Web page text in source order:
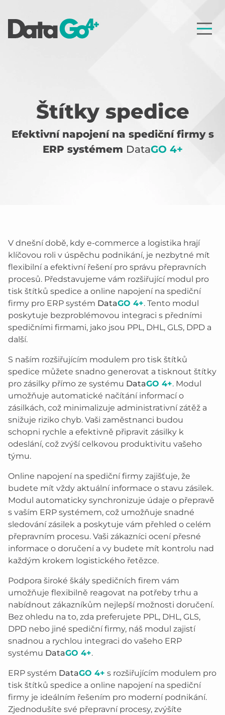
Štítky spedice
Efektivní napojení na spediční firmy s
ERP systémem DataGO 4+
V dnešní době, kdy e-commerce a logistika hrají
klíčovou roli v úspěchu podnikání, je nezbytné mít
flexibilní a efektivní řešení pro správu přepravních
procesů. Představujeme vám rozšiřující modul pro
tisk štítků spedice a online napojení na spediční
firmy pro ERP systém DataGO 4+. Tento modul
poskytuje bezproblémovou integraci s předními
spedičními firmami, jako jsou PPL, DHL, GLS, DPD a
další.
S naším rozšiřujícím modulem pro tisk štítků
spedice můžete snadno generovat a tisknout štítky
pro zásilky přímo ze systému DataGO 4+. Modul
umožňuje automatické načítání informací o
zásilkách, což minimalizuje administrativní zátěž a
snižuje riziko chyb. Vaši zaměstnanci budou
schopni rychle a efektivně připravit zásilky k
odeslání, což zvýší celkovou produktivitu vašeho
týmu.
Online napojení na spediční firmy zajišťuje, že
budete mít vždy aktuální informace o stavu zásilek.
Modul automaticky synchronizuje údaje o přepravě
s vaším ERP systémem, což umožňuje snadné
sledování zásilek a poskytuje vám přehled o celém
přepravním procesu. Vaši zákazníci ocení přesné
informace o doručení a vy budete mít kontrolu nad
každým krokem logistického řetězce.
Podpora široké škály spedičních firem vám
umožňuje flexibilně reagovat na potřeby trhu a
nabídnout zákazníkům nejlepší možnosti doručení.
Bez ohledu na to, zda preferujete PPL, DHL, GLS,
DPD nebo jiné spediční firmy, náš modul zajistí
snadnou a rychlou integraci do vašeho ERP
systému DataGO 4+.
ERP systém DataGO 4+ s rozšiřujícím modulem pro
tisk štítků spedice a online napojení na spediční
firmy je ideálním řešením pro moderní podnikání.
Zjednodušíte své přepravní procesy, zvýšíte